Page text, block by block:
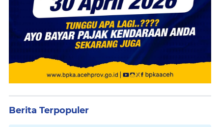
Berita Terpopuler